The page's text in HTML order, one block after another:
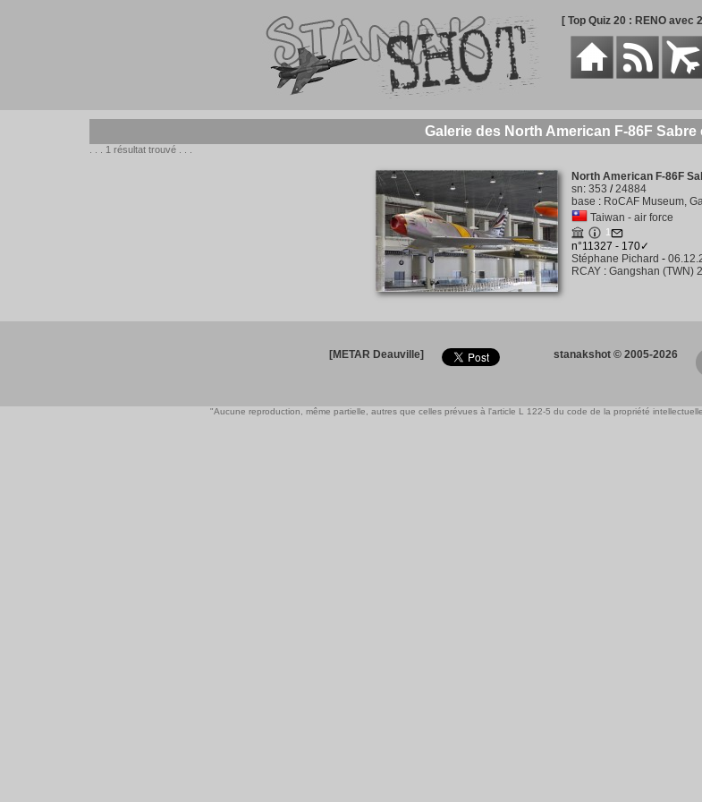
[ Top Quiz 20 : RENO avec
Galerie des North American F-86F Sabre
. . . 1 résultat trouvé . . .
North American F-86F
sn: 353 /24884
base : RoCAF Museum,
Taiwan - air force
1
n°11327 - 170✓
Stéphane Pichard -
RCAY: Gangshan (TWN)
[METAR Deauville] stanakshot © 2005-2026
"Aucune reproduction, même partielle, autres que celles prévues à l'article L 122-5 du code de la propriété